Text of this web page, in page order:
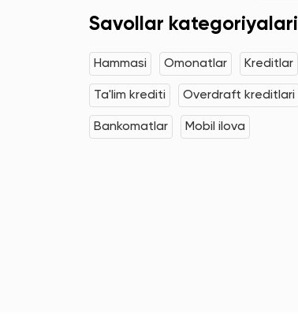
Savollar kategoriyalari
Hammasi Omonatlar Kreditlar
Ta'lim krediti Overdraft kreditlari
Bankomatlar Mobil ilova